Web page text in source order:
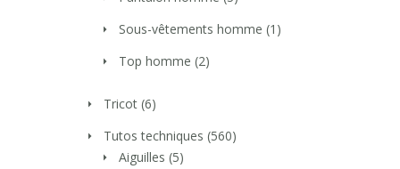
Sous-vêtements homme (1)
Top homme (2)
Tricot (6)
Tutos techniques (560)
Aiguilles (5)